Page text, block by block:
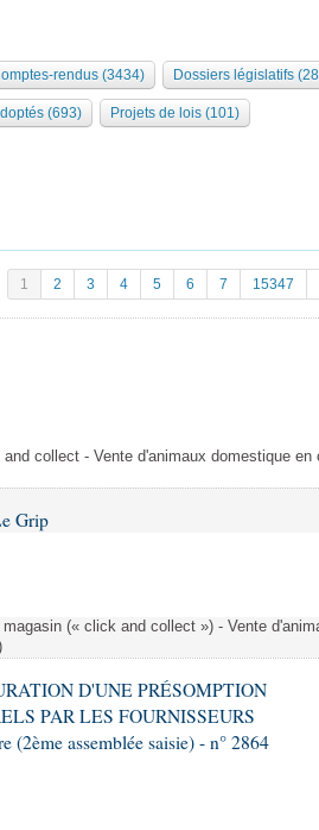
rendus (3434) Dossiers législatifs
(693) Projets de lois (101)
1 2 3 4 5 6 7 15347
collect - Vente d'animaux domestique en
Grip
(« click and collect ») - Vente
D'UNE PRÉSOMPTION
PAR LES FOURNISSEURS
assemblée saisie) - n° 2864